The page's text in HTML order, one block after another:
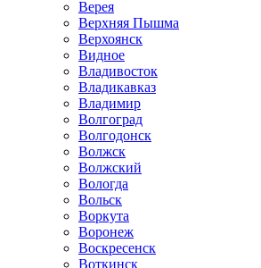
Верея
Верхняя Пышма
Верхоянск
Видное
Владивосток
Владикавказ
Владимир
Волгоград
Волгодонск
Волжск
Волжский
Вологда
Вольск
Воркута
Воронеж
Воскресенск
Воткинск